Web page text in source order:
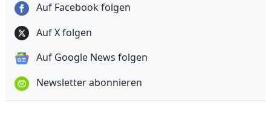
Auf Facebook folgen
Auf X folgen
Auf Google News folgen
Newsletter abonnieren